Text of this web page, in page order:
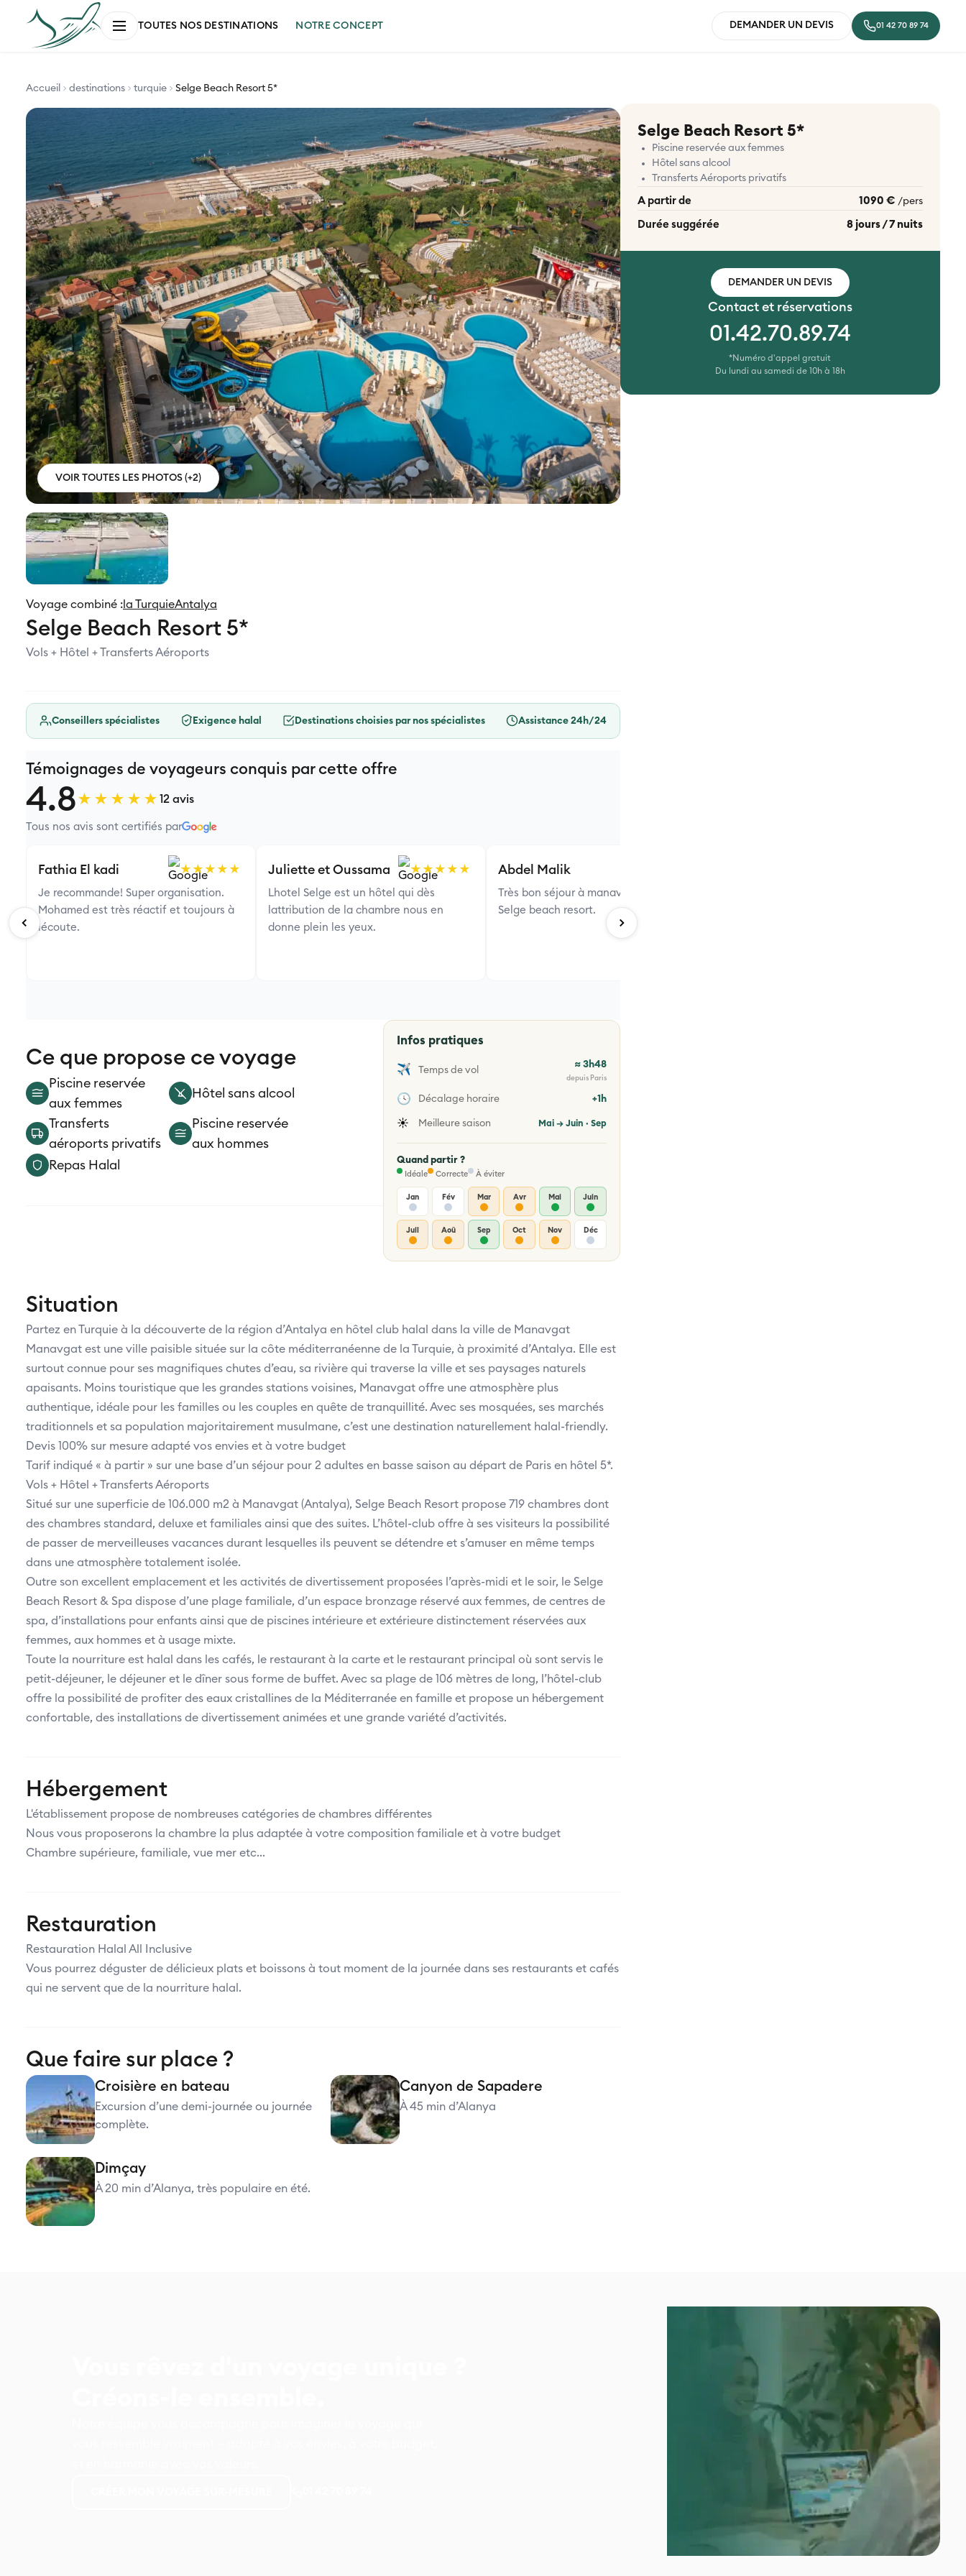
TOUTES NOS DESTINATIONS NOTRE CONCEPT DEMANDER UN DEVIS 01 42 70 89 74
Accueil destinations turquie Selge Beach Resort 5*
VOIR TOUTES LES PHOTOS (+2)
Voyage combiné : la TurquieAntalya
Selge Beach Resort 5*
Vols + Hôtel + Transferts Aéroports
Conseillers spécialistes Exigence halal Destinations choisies par nos spécialistes Assistance 24h/24
Témoignages de voyageurs conquis par cette offre
4.8 ★★★★★ 12 avis
Tous nos avis sont certifiés par
Fathia El kadi ★★★★★
Je recommande! Super organisation.
Mohamed est très réactif et toujours à
lécoute.
Juliette et Oussama ★★★★★
Lhotel Selge est un hôtel qui dès
lattribution de la chambre nous en
donne plein les yeux.
Abdel Malik
Très bon séjour à manavgat à lhôtel
Selge beach resort.
Ce que propose ce voyage
Piscine reservée
aux femmes
Hôtel sans alcool
Transferts
aéroports privatifs
Piscine reservée
aux hommes
Repas Halal
Infos pratiques
✈️ Temps de vol
≈ 3h48
depuis Paris
🕓 Décalage horaire +1h
☀️ Meilleure saison Mai → Juin · Sep
Quand partir ?
Idéale Correcte À éviter
Jan Fév Mar Avr Mai Juin
Juil Aoû Sep Oct Nov Déc
Situation
Partez en Turquie à la découverte de la région d’Antalya en hôtel club halal dans la ville de Manavgat
Manavgat est une ville paisible située sur la côte méditerranéenne de la Turquie, à proximité d’Antalya. Elle est
surtout connue pour ses magnifiques chutes d’eau, sa rivière qui traverse la ville et ses paysages naturels
apaisants. Moins touristique que les grandes stations voisines, Manavgat offre une atmosphère plus
authentique, idéale pour les familles ou les couples en quête de tranquillité. Avec ses mosquées, ses marchés
traditionnels et sa population majoritairement musulmane, c’est une destination naturellement halal-friendly.
Devis 100% sur mesure adapté vos envies et à votre budget
Tarif indiqué « à partir » sur une base d’un séjour pour 2 adultes en basse saison au départ de Paris en hôtel 5*.
Vols + Hôtel + Transferts Aéroports
Situé sur une superficie de 106.000 m2 à Manavgat (Antalya), Selge Beach Resort propose 719 chambres dont
des chambres standard, deluxe et familiales ainsi que des suites. L’hôtel-club offre à ses visiteurs la possibilité
de passer de merveilleuses vacances durant lesquelles ils peuvent se détendre et s’amuser en même temps
dans une atmosphère totalement isolée.
Outre son excellent emplacement et les activités de divertissement proposées l’après-midi et le soir, le Selge
Beach Resort & Spa dispose d’une plage familiale, d’un espace bronzage réservé aux femmes, de centres de
spa, d’installations pour enfants ainsi que de piscines intérieure et extérieure distinctement réservées aux
femmes, aux hommes et à usage mixte.
Toute la nourriture est halal dans les cafés, le restaurant à la carte et le restaurant principal où sont servis le
petit-déjeuner, le déjeuner et le dîner sous forme de buffet. Avec sa plage de 106 mètres de long, l’hôtel-club
offre la possibilité de profiter des eaux cristallines de la Méditerranée en famille et propose un hébergement
confortable, des installations de divertissement animées et une grande variété d’activités.
Hébergement
L'établissement propose de nombreuses catégories de chambres différentes
Nous vous proposerons la chambre la plus adaptée à votre composition familiale et à votre budget
Chambre supérieure, familiale, vue mer etc...
Restauration
Restauration Halal All Inclusive
Vous pourrez déguster de délicieux plats et boissons à tout moment de la journée dans ses restaurants et cafés
qui ne servent que de la nourriture halal.
Que faire sur place ?
Croisière en bateau
Excursion d’une demi-journée ou journée
complète.
Canyon de Sapadere
À 45 min d’Alanya
Dimçay
À 20 min d’Alanya, très populaire en été.
Selge Beach Resort 5*
Piscine reservée aux femmes
Hôtel sans alcool
Transferts Aéroports privatifs
A partir de 1090 € /pers
Durée suggérée 8 jours / 7 nuits
DEMANDER UN DEVIS
Contact et réservations
01.42.70.89.74
*Numéro d'appel gratuit
Du lundi au samedi de 10h à 18h